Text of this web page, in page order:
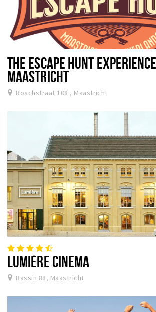
THE ESCAPE HUNT EXPERIENCE
MAASTRICHT
Boschstraat 108 , Maastricht
LUMIÈRE CINEMA
Bassin 88, Maastricht